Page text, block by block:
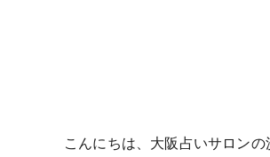
こんにちは、大阪占いサロンの